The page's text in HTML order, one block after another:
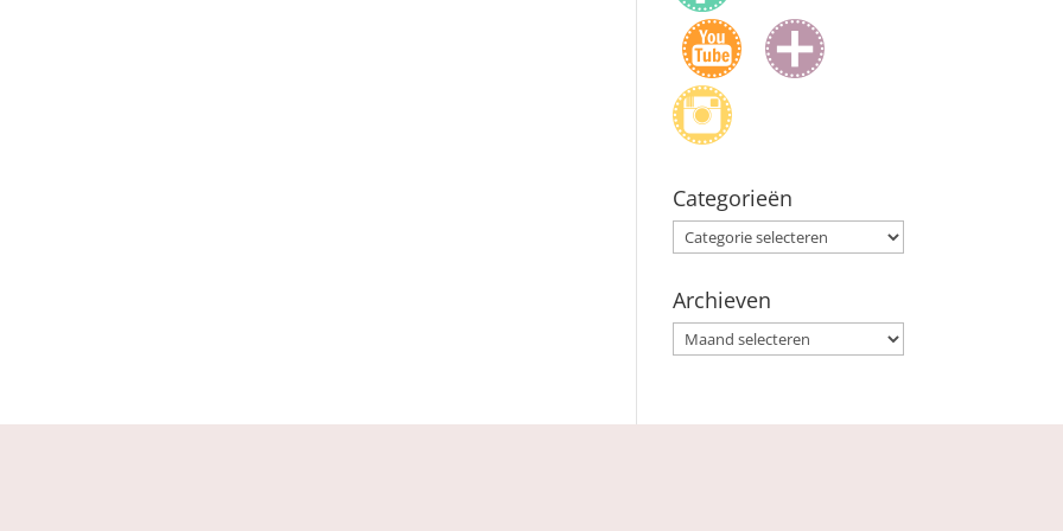
Categorieën
Categorieën
Archieven
Archieven